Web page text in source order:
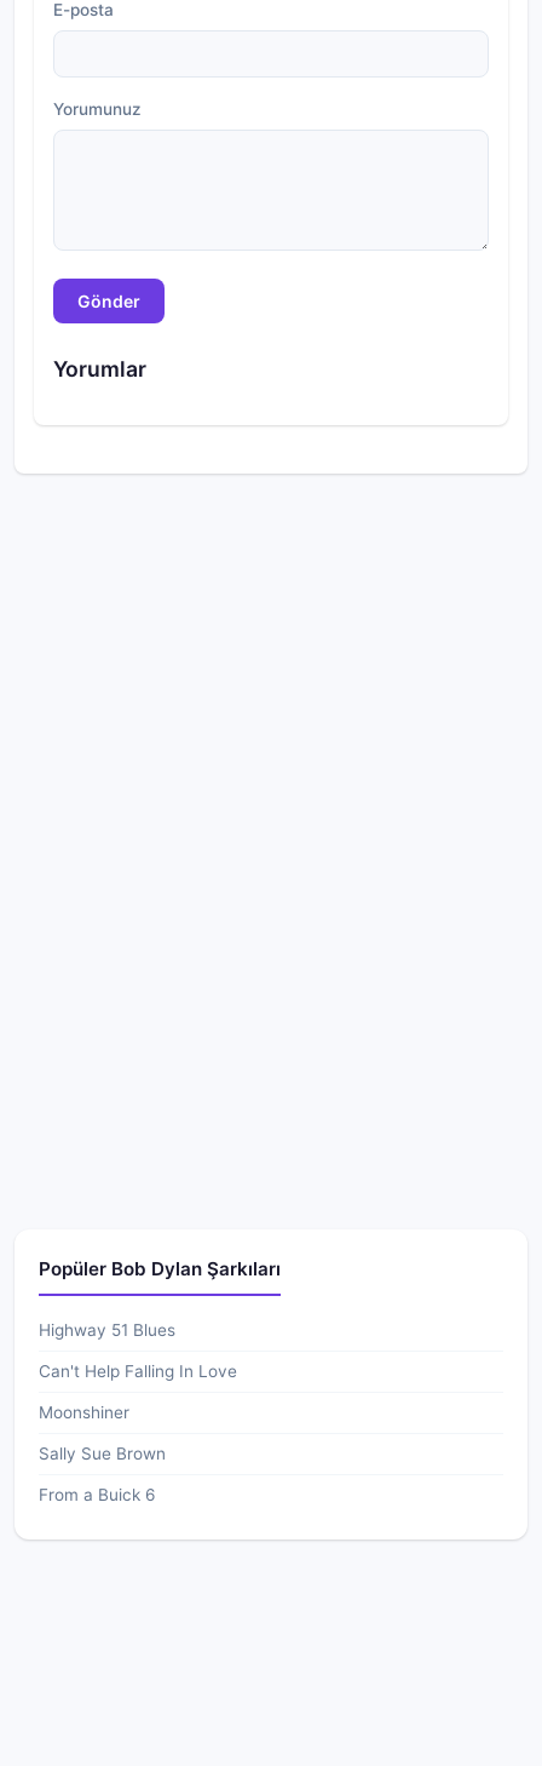
E-posta
Yorumunuz
Gönder
Yorumlar
Popüler Bob Dylan Şarkıları
Highway 51 Blues
Can't Help Falling In Love
Moonshiner
Sally Sue Brown
From a Buick 6